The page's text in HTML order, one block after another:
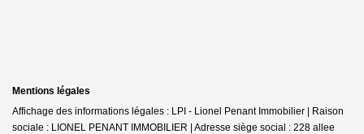
Mentions légales
Affichage des informations légales : LPI - Lionel Penant Immobilier | Raison
sociale : LIONEL PENANT IMMOBILIER | Adresse siège social : 228 allee